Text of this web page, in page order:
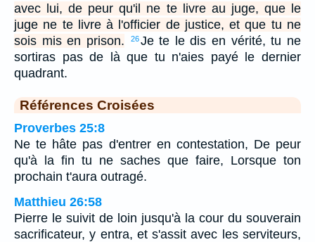
avec lui, de peur qu'il ne te livre au juge, que le
juge ne te livre à l'officier de justice, et que tu ne
sois mis en prison.
26 Je te le dis en vérité, tu ne
sortiras pas de là que tu n'aies payé le dernier
quadrant.
Références Croisées
Proverbes 25:8
Ne te hâte pas d'entrer en contestation, De peur
qu'à la fin tu ne saches que faire, Lorsque ton
prochain t'aura outragé.
Matthieu 26:58
Pierre le suivit de loin jusqu'à la cour du souverain
sacrificateur, y entra, et s'assit avec les serviteurs,